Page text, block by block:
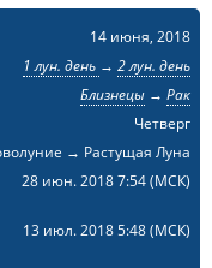
14 июня, 2018
1 лун. день → 2 лун. день
Близнецы→ Рак
Четверг
→ Растущая Луна
28 июн. 2018 7:54(МСК)
13 июл. 2018 5:48(МСК)